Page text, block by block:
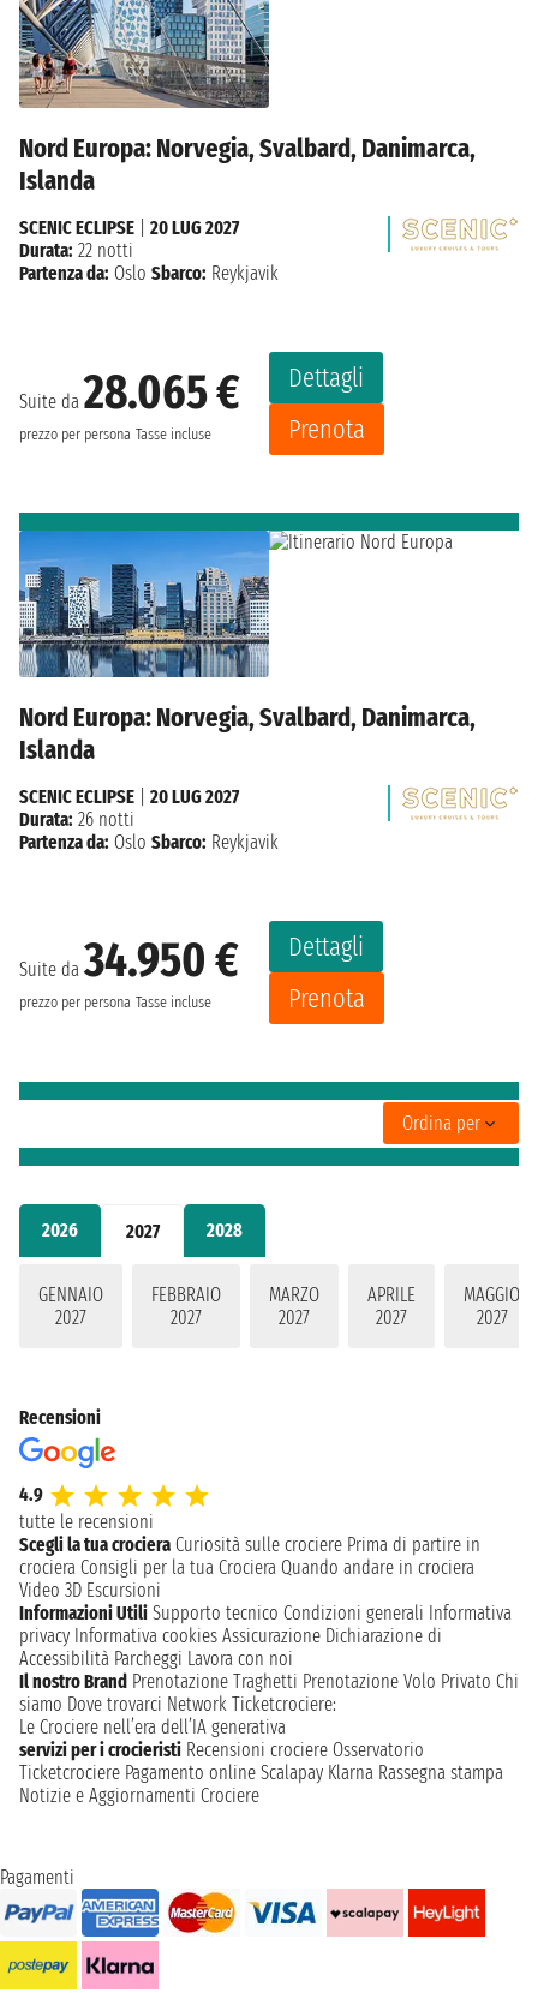
2026 2027 2028
GENNAIO
2027
FEBBRAIO
2027
MARZO
2027
APRILE
2027
MAGGIO
2027
Nord Europa: Norvegia, Svalbard, Danimarca,
Islanda
Suite da 28.065 €
prezzo per persona Tasse incluse
Dettagli
Prenota
SCENIC ECLIPSE
20 LUG 2027
Durata: 22 notti
Partenza da: Oslo Sbarco: Reykjavik
Nord Europa: Norvegia, Svalbard, Danimarca,
Islanda
Suite da34.950 €
prezzo per persona Tasse incluse
Dettagli
Prenota
SCENIC ECLIPSE
20 LUG 2027
Durata: 26 notti
Partenza da: Oslo Sbarco: Reykjavik
Ordina per
Recensioni
4.9
tutte le recensioni
Scegli la tua crociera Curiosità sulle crociere Prima di partire in
crociera Consigli per la tua Crociera Quando andare in crociera
Video 3D Escursioni
Informazioni Utili Supporto tecnico Condizioni generali Informativa
privacy Informativa cookies Assicurazione Dichiarazione di
Accessibilità Parcheggi Lavora con noi
Il nostro Brand Prenotazione Traghetti Prenotazione Volo Privato Chi
siamo Dove trovarci Network Ticketcrociere:
Le Crociere nell’era dell’IA generativa
servizi per i crocieristi Recensioni crociere Osservatorio
Ticketcrociere Pagamento online Scalapay Klarna Rassegna stampa
Notizie e Aggiornamenti Crociere
Pagamenti